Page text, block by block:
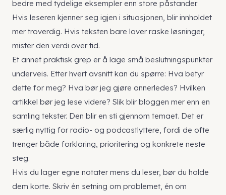
bedre med tydelige eksempler enn store påstander.
Hvis leseren kjenner seg igjen i situasjonen, blir innholdet
mer troverdig. Hvis teksten bare lover raske løsninger,
mister den verdi over tid.
Et annet praktisk grep er å lage små beslutningspunkter
underveis. Etter hvert avsnitt kan du spørre: Hva betyr
dette for meg? Hva bør jeg gjøre annerledes? Hvilken
artikkel bør jeg lese videre? Slik blir bloggen mer enn en
samling tekster. Den blir en sti gjennom temaet. Det er
særlig nyttig for radio- og podcastlyttere, fordi de ofte
trenger både forklaring, prioritering og konkrete neste
steg.
Hvis du lager egne notater mens du leser, bør du holde
dem korte. Skriv én setning om problemet, én om